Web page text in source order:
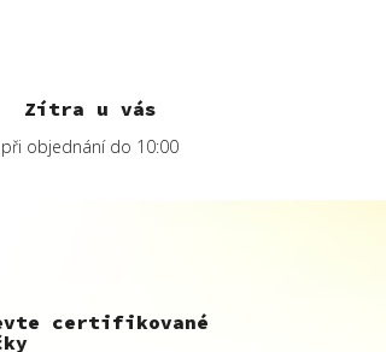
Zítra u vás
při objednání do 10:00
certifikované